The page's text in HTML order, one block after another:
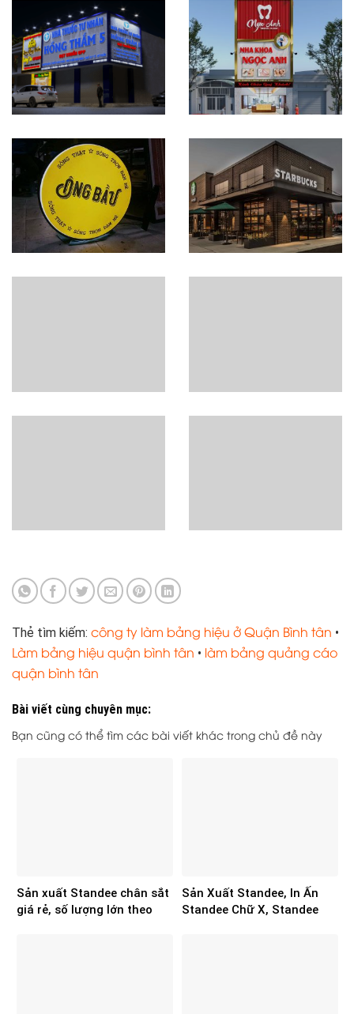
Thẻ tìm kiếm: công ty làm bảng hiệu ở Quận Bình tân •
Làm bảng hiệu quận bình tân • làm bảng quảng cáo
quận bình tân
Bài viết cùng chuyên mục:
Bạn cũng có thể tìm các bài viết khác trong chủ đề này
Sản xuất Standee chân sắt
giá rẻ, số lượng lớn theo
Sản Xuất Standee, In Ấn
Standee Chữ X, Standee